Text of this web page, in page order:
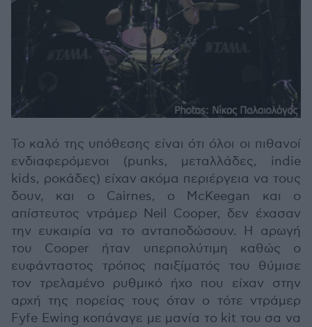
Το καλό της υπόθεσης είναι ότι όλοι οι πιθανοί
ενδιαφερόμενοι (punks, μεταλλάδες, indie
kids, ροκάδες) είχαν ακόμα περιέργεια να τους
δουν, και ο Cairnes, ο McKeegan και ο
απίστευτος ντράμερ Neil Cooper, δεν έχασαν
την ευκαιρία να το ανταποδώσουν. Η αρωγή
του Cooper ήταν υπερπολύτιμη καθώς ο
ευφάνταστος τρόπος παιξίματός του θύμισε
τον τρελαμένο ρυθμικό ήχο που είχαν στην
αρχή της πορείας τους όταν ο τότε ντράμερ
Fyfe Ewing κοπάναγε με μανία το kit του σα να